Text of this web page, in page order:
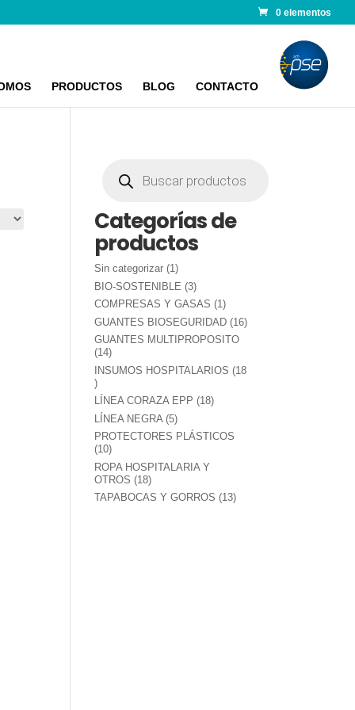
0 elementos
PRODUCTOS BLOG CONTACTO
productos
Categorías de
productos
Sin categorizar 11
producto
BIO-SOSTENIBLE 33
productos
COMPRESAS Y GASAS 11
producto
GUANTES BIOSEGURIDAD 1616
GUANTES MULTIPROPOSITO
1414
productos
INSUMOS HOSPITALARIOS
18
18
productos
LÍNEA CORAZA EPP 1818
LÍNEA NEGRA 55
productos
PROTECTORES PLÁSTICOS
1010
productos
ROPA HOSPITALARIA Y
OTROS
1818
productos
TAPABOCAS Y GORROS 1313